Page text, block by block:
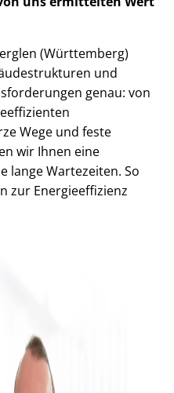
(Württemberg)
und
genau: von
Wege und feste
wir Ihnen eine
lange Wartezeiten. So
zur En­er­gie­ef­fi­zi­enz